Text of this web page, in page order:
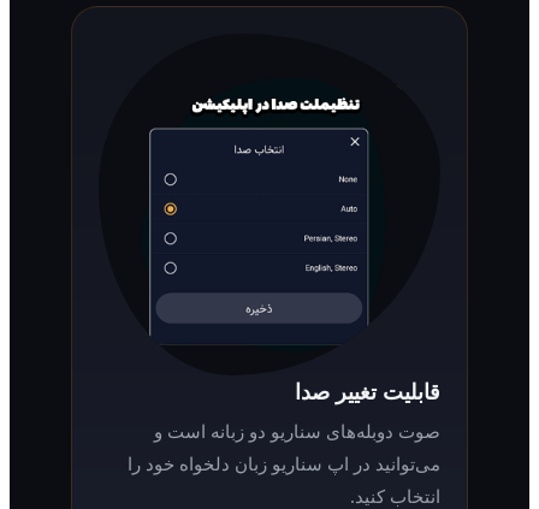
قابلیت تغییر صدا
صوت دوبله‌های سناریو دو زبانه است و
می‌توانید در اپ سناریو زبان دلخواه خود را
انتخاب کنید.